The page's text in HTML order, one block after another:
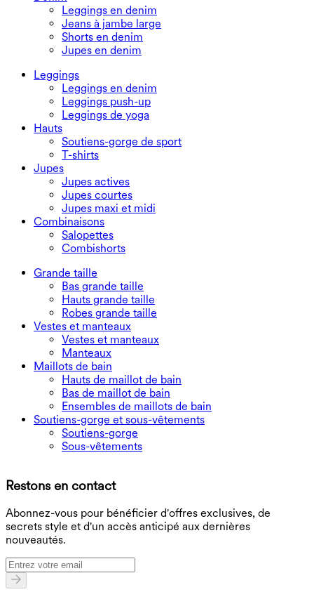
Leggings en denim
Jeans à jambe large
Shorts en denim
Jupes en denim
Leggings
Leggings en denim
Leggings push-up
Leggings de yoga
Hauts
Soutiens-gorge de sport
T-shirts
Jupes
Jupes actives
Jupes courtes
Jupes maxi et midi
Combinaisons
Salopettes
Combishorts
Grande taille
Bas grande taille
Hauts grande taille
Robes grande taille
Vestes et manteaux
Vestes et manteaux
Manteaux
Maillots de bain
Hauts de maillot de bain
Bas de maillot de bain
Ensembles de maillots de bain
Soutiens-gorge et sous-vêtements
Soutiens-gorge
Sous-vêtements
Restons en contact
Abonnez-vous pour bénéficier d'offres exclusives, de
secrets style et d'un accès anticipé aux dernières
nouveautés.